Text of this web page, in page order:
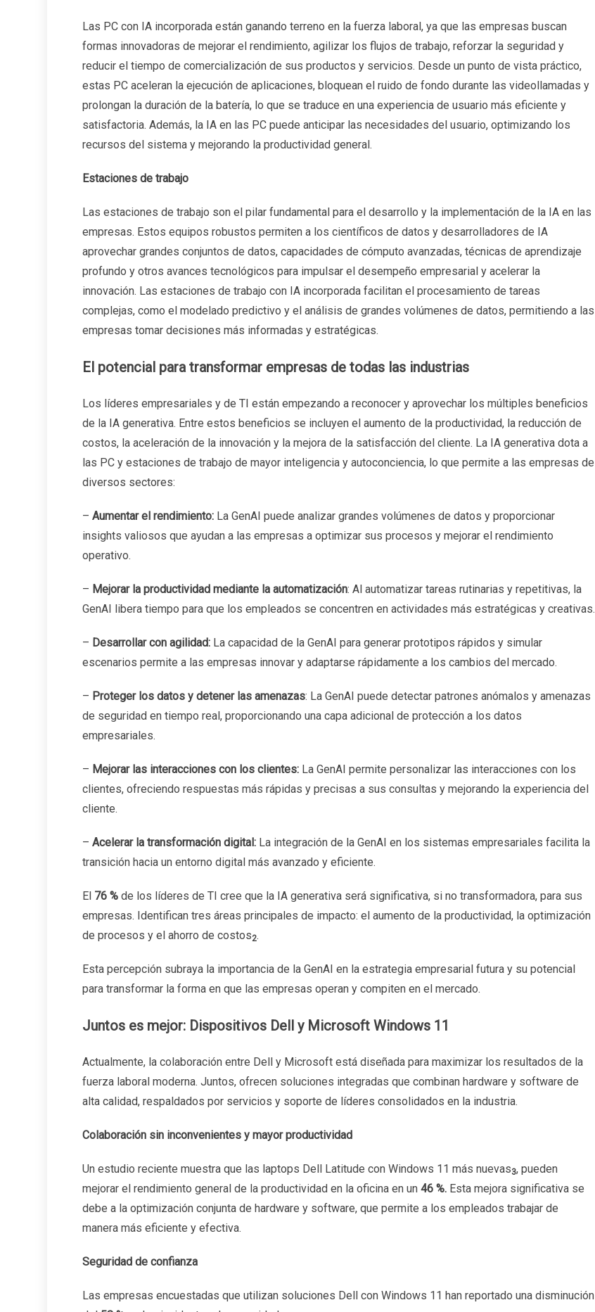
Las PC con IA incorporada están ganando terreno en la fuerza laboral, ya que las empresas buscan
formas innovadoras de mejorar el rendimiento, agilizar los flujos de trabajo, reforzar la seguridad y
reducir el tiempo de comercialización de sus productos y servicios. Desde un punto de vista práctico,
estas PC aceleran la ejecución de aplicaciones, bloquean el ruido de fondo durante las videollamadas y
prolongan la duración de la batería, lo que se traduce en una experiencia de usuario más eficiente y
satisfactoria. Además, la IA en las PC puede anticipar las necesidades del usuario, optimizando los
recursos del sistema y mejorando la productividad general.
Estaciones de trabajo
Las estaciones de trabajo son el pilar fundamental para el desarrollo y la implementación de la IA en las
empresas. Estos equipos robustos permiten a los científicos de datos y desarrolladores de IA
aprovechar grandes conjuntos de datos, capacidades de cómputo avanzadas, técnicas de aprendizaje
profundo y otros avances tecnológicos para impulsar el desempeño empresarial y acelerar la
innovación. Las estaciones de trabajo con IA incorporada facilitan el procesamiento de tareas
complejas, como el modelado predictivo y el análisis de grandes volúmenes de datos, permitiendo a las
empresas tomar decisiones más informadas y estratégicas.
El potencial para transformar empresas de todas las industrias
Los líderes empresariales y de TI están empezando a reconocer y aprovechar los múltiples beneficios
de la IA generativa. Entre estos beneficios se incluyen el aumento de la productividad, la reducción de
costos, la aceleración de la innovación y la mejora de la satisfacción del cliente. La IA generativa dota a
las PC y estaciones de trabajo de mayor inteligencia y autoconciencia, lo que permite a las empresas de
diversos sectores:
–Aumentar el rendimiento: La GenAI puede analizar grandes volúmenes de datos y proporcionar
insights valiosos que ayudan a las empresas a optimizar sus procesos y mejorar el rendimiento
operativo.
– Mejorar la productividad mediante la automatización: Al automatizar tareas rutinarias y repetitivas, la
GenAI libera tiempo para que los empleados se concentren en actividades más estratégicas y creativas.
– Desarrollar con agilidad: La capacidad de la GenAI para generar prototipos rápidos y simular
escenarios permite a las empresas innovar y adaptarse rápidamente a los cambios del mercado.
– Proteger los datos y detener las amenazas: La GenAI puede detectar patrones anómalos y amenazas
de seguridad en tiempo real, proporcionando una capa adicional de protección a los datos
empresariales.
– Mejorar las interacciones con los clientes: La GenAI permite personalizar las interacciones con los
clientes, ofreciendo respuestas más rápidas y precisas a sus consultas y mejorando la experiencia del
cliente.
–Acelerar la transformación digital: La integración de la GenAI en los sistemas empresariales facilita la
transición hacia un entorno digital más avanzado y eficiente.
El 76 % de los líderes de TI cree que la IA generativa será significativa, si no transformadora, para sus
empresas. Identifican tres áreas principales de impacto: el aumento de la productividad, la optimización
de procesos y el ahorro de costos2.
Esta percepción subraya la importancia de la GenAI en la estrategia empresarial futura y su potencial
para transformar la forma en que las empresas operan y compiten en el mercado.
Juntos es mejor: Dispositivos Dell y Microsoft Windows 11
Actualmente, la colaboración entre Dell y Microsoft está diseñada para maximizar los resultados de la
fuerza laboral moderna. Juntos, ofrecen soluciones integradas que combinan hardware y software de
alta calidad, respaldados por servicios y soporte de líderes consolidados en la industria.
Colaboración sin inconvenientes y mayor productividad
Un estudio reciente muestra que las laptops Dell Latitude con Windows 11 más nuevas3, pueden
mejorar el rendimiento general de la productividad en la oficina en un46 %. Esta mejora significativa se
debe a la optimización conjunta de hardware y software, que permite a los empleados trabajar de
manera más eficiente y efectiva.
Seguridad de confianza
Las empresas encuestadas que utilizan soluciones Dell con Windows 11 han reportado una disminución